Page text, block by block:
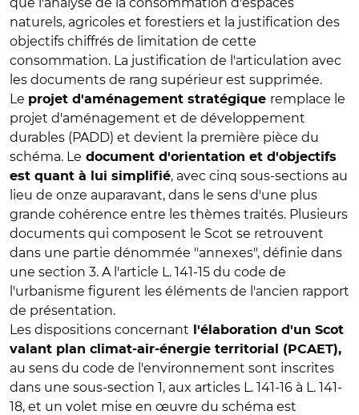
naturels, agricoles et forestiers et la justification des
objectifs chiffrés de limitation de cette
consommation. La justification de l'articulation avec
les documents de rang supérieur est supprimée.
Le projet d'aménagement stratégique remplace le
projet d'aménagement et de développement
durables (PADD) et devient la première pièce du
schéma. Le document d'orientation et d'objectifs
est quant à lui simplifié, avec cinq sous-sections au
lieu de onze auparavant, dans le sens d'une plus
grande cohérence entre les thèmes traités. Plusieurs
documents qui composent le Scot se retrouvent
dans une partie dénommée "annexes", définie dans
une section 3. A l'article L. 141-15 du code de
l'urbanisme figurent les éléments de l'ancien rapport
de présentation.
Les dispositions concernant l'élaboration d'un Scot
valant plan climat-air-énergie territorial (PCAET),
au sens du code de l'environnement sont inscrites
dans une sous-section 1, aux articles L. 141-16 à L. 141-
18, et un volet mise en œuvre du schéma est